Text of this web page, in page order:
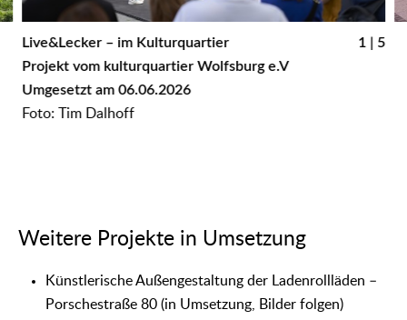
Live&Lecker – im Kulturquartier
Projekt vom kulturquartier Wolfsburg e.V
Umgesetzt am 06.06.2026
Foto: Tim Dalhoff
1 | 5
Weitere Projekte in Umsetzung
Künstlerische Außengestaltung der Ladenrollläden –
Porschestraße 80 (in Umsetzung, Bilder folgen)